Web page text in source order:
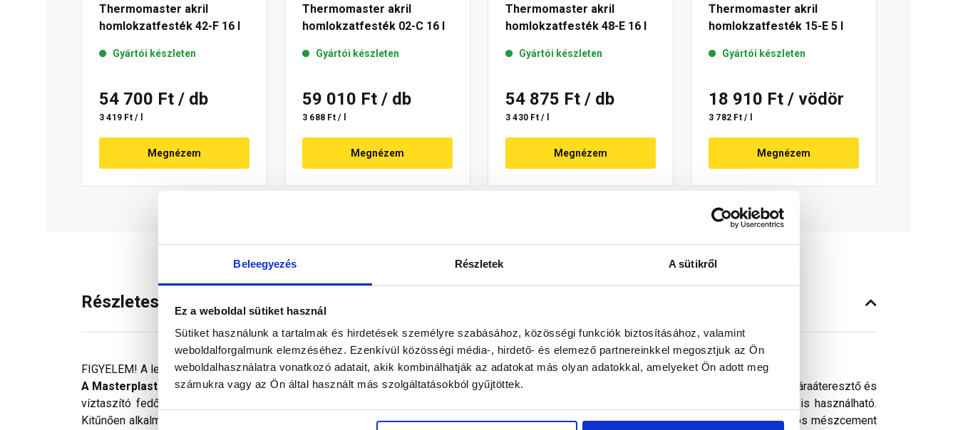
Beleegyezés Részletek A sütikről
Ez a weboldal sütiket használ
Sütiket használunk a tartalmak és hirdetések személyre szabásához, közösségi funkciók biztosításához, valamint
weboldalforgalmunk elemzéséhez. Ezenkívül közösségi média-, hirdető- és elemező partnereinkkel megosztjuk az Ön
weboldalhasználatra vonatkozó adatait, akik kombinálhatják az adatokat más olyan adatokkal, amelyeket Ön adott meg
számukra vagy az Ön által használt más szolgáltatásokból gyűjtöttek.
Thermomaster akril
homlokzatfesték 42-F 16 l
Gyártói készleten
54 700 Ft / db
3 419 Ft / l
Megnézem
Thermomaster akril
homlokzatfesték 02-C 16 l
Gyártói készleten
59 010 Ft / db
3 688 Ft / l
Megnézem
Thermomaster akril
homlokzatfesték 48-E 16 l
Gyártói készleten
54 875 Ft / db
3 430 Ft / l
Megnézem
Thermomaster akril
homlokzatfesték 15-E 5 l
Gyártói készleten
18 910 Ft / vödör
3 782 Ft / l
Megnézem
Részletes leírás
FIGYELEM! A leírás végén fontos információkat talál a termékkel kapcsolatban. Kérjük, figyelmesen olvassa el!
A Masterplast Thermomaster szilikon vékonyvakolatszáladalékokat tartalmazó, akrilgyanta bázisú, kiváló tapadó- és fedőképességű, jó páraáteresztő és
víztaszító fedőfesték, amely füstgázokkal, UV-sugárzással és egyéb légköri hatásokkal szemben is tartósan ellenálló. Bel- és kültérben is használható.
Kitűnően alkalmazható megfelelően szilárd, felületkialakítását tekintve durva, illetve simított, javított homlokzatfelületek (minimum egy hónapos mészcement